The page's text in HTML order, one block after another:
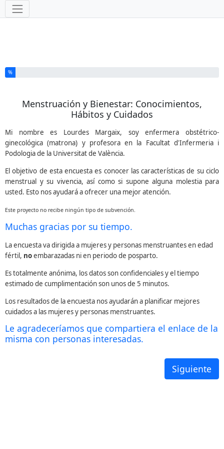
Herramientas
Ha completado el % de este formulario
%
Menstruación y Bienestar: Conocimientos,
Hábitos y Cuidados
Mi nombre es Lourdes Margaix, soy enfermera obstétrico-
ginecológica (matrona) y profesora en la Facultat d'Infermeria i
Podologia de la Universitat de València.
El objetivo de esta encuesta es conocer las características de su ciclo
menstrual y su vivencia, así como si supone alguna molestia para
usted. Esto nos ayudará a ofrecer una mejor atención.
Este proyecto no recibe ningún tipo de subvención.
Muchas gracias por su tiempo.
La encuesta va dirigida a mujeres y personas menstruantes en edad
fértil, noembarazadas ni en periodo de posparto.
Es totalmente anónima, los datos son confidenciales y el tiempo
estimado de cumplimentación son unos de 5 minutos.
Los resultados de la encuesta nos ayudarán a planificar mejores
cuidados a las mujeres y personas menstruantes.
Le agradeceríamos que compartiera el enlace de la
misma con personas interesadas.
Siguiente